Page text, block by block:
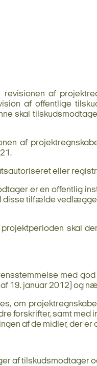
af
af offentlige
skal
af
eller
er en offentlig
I disse tilfælde
skal
med
19. januar 2012) og
om
forskrifter, samt
af de midler, der
af tilskudsmodtager